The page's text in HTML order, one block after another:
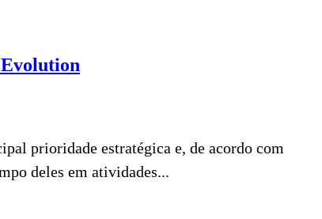
prioridade estratégica e, de acordo com
deles em atividades...